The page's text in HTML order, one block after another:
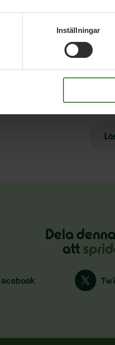
Inställningar
Våldet i
allvar som
Dela
att